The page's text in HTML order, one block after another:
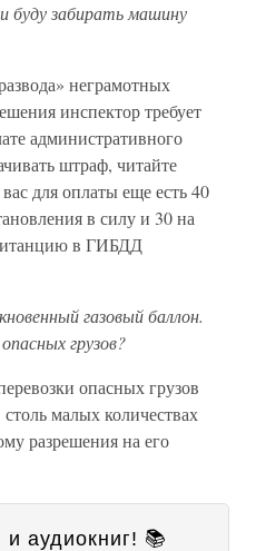
буду забирать машину
неграмотных
инспектор требует
административного
штраф, читайте
для оплаты еще есть 40
в силу и 30 на
в ГИБДД
газовый баллон.
грузов?
опасных грузов
малых количествах
разрешения на его
аудиокниг! 📚